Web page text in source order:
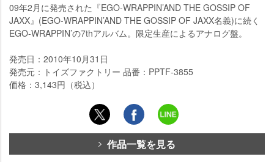
09年2月に発売された『EGO-WRAPPIN’AND THE GOSSIP OF
JAXX』(EGO-WRAPPIN’AND THE GOSSIP OF JAXX名義)に続く
EGO-WRAPPIN’の7thアルバム。限定生産によるアナログ盤。
発売日：2010年10月31日
発売元：トイズファクトリー 品番：PPTF-3855
価格：3,143円（税込）
作品一覧を見る